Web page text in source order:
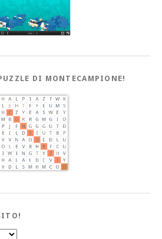
DI MONTECAMPIONE!